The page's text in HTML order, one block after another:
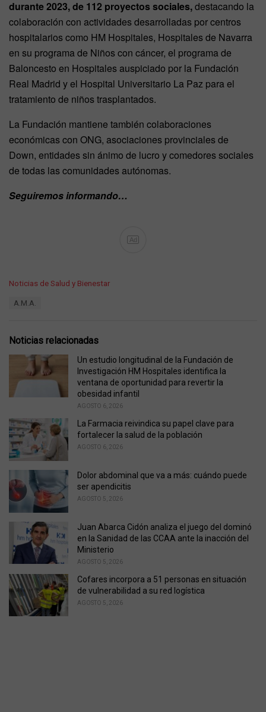
durante 2023, de 112 proyectos sociales,destacando la
colaboración con actividades desarrolladas por centros
hospitalarios como HM Hospitales, Hospitales de Navarra
en su programa de Niños con cáncer, el programa de
Baloncesto en Hospitales auspiciado por la Fundación
Real Madrid y el Hospital Universitario La Paz para el
tratamiento de niños trasplantados.
La Fundación mantiene también colaboraciones
económicas con ONG, asociaciones provinciales de
Down, entidades sin ánimo de lucro y comedores sociales
de todas las comunidades autónomas.
Seguiremos informando…
Ad
C
o
r
i
Noticias de Salud y Bienestar
:
A.M.A.
Noticias relacionadas
Un estudio longitudinal de la Fundación de
Investigación HM Hospitales identifica la
ventana de oportunidad para revertir la
obesidad infantil
AGOSTO 6, 2026
La Farmacia reivindica su papel clave para
fortalecer la salud de la población
AGOSTO 6, 2026
Dolor abdominal que va a más: cuándo puede
ser apendicitis
AGOSTO 5, 2026
Juan Abarca Cidón analiza el juego del dominó
en la Sanidad de las CCAA ante la inacción del
Ministerio
AGOSTO 5, 2026
Cofares incorpora a 51 personas en situación
de vulnerabilidad a su red logística
AGOSTO 5, 2026